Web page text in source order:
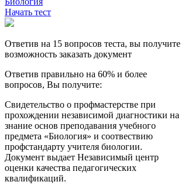
Начать тест
Ответив на 15 вопросов теста, вы получите
возможность заказать документ
Ответив правильно на 60% и более
вопросов, Вы получите:
Свидетельство о профмастерстве при
прохождении независимой диагностики на
знание основ преподавания учебного
предмета «Биология» и соотвествию
профстандарту учителя биологии.
Документ выдает Независимый центр
оценки качества педагогических
квалификаций.